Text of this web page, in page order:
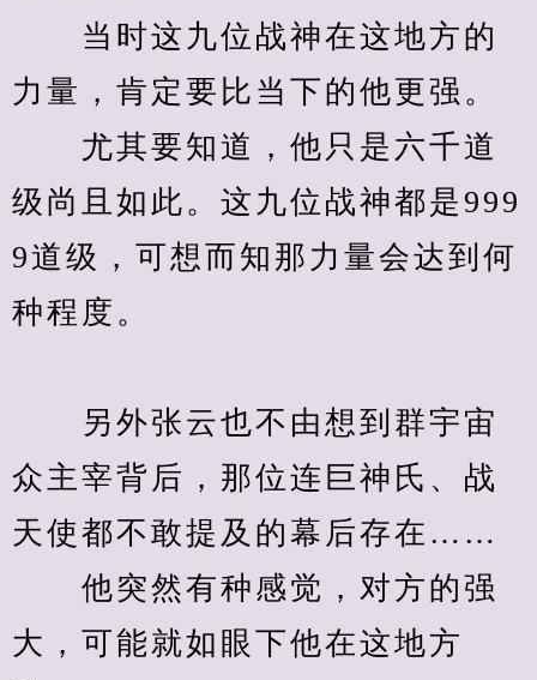
当时这九位战神在这地方的
力量，肯定要比当下的他更强。
尤其要知道，他只是六千道
级尚且如此。这九位战神都是999
9道级，可想而知那力量会达到何
种程度。
另外张云也不由想到群宇宙
众主宰背后，那位连巨神氏、战
天使都不敢提及的幕后存在……
他突然有种感觉，对方的强
大，可能就如眼下他在这地方